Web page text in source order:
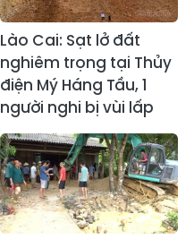
Lào Cai: Sạt lở đất
nghiêm trọng tại Thủy
điện Mý Háng Tầu, 1
người nghi bị vùi lấp